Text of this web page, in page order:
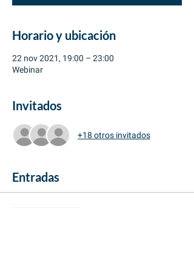
Horario y ubicación
22 nov 2021, 19:00 – 23:00
Webinar
Invitados
+18 otros invitados
Entradas